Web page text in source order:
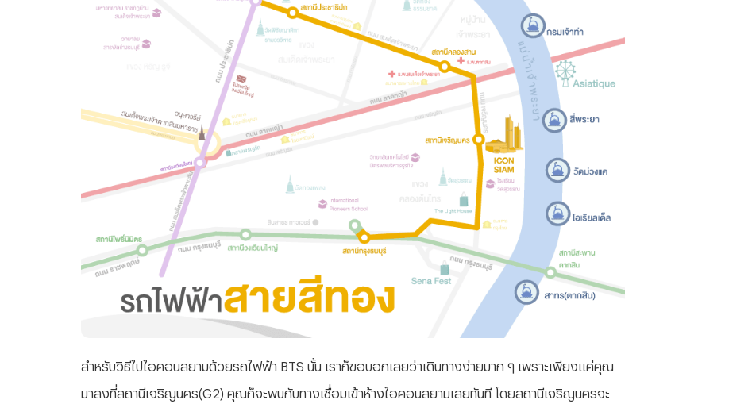
สำหรับวิธีไปไอคอนสยามด้วยรถไฟฟ้า BTS นั้น เราก็ขอบอกเลยว่าเดินทางง่ายมาก ๆ เพราะเพียงแค่คุณ
มาลงที่สถานีเจริญนคร(G2) คุณก็จะพบกับทางเชื่อมเข้าห้างไอคอนสยามเลยทันที โดยสถานีเจริญนครจะ